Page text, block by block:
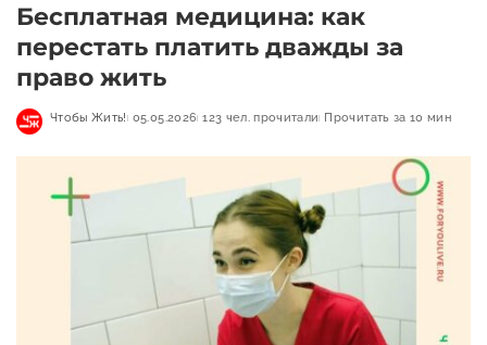
Бесплатная медицина: как
перестать платить дважды за
право жить
Чтобы Жить! 05.05.2026 123 чел. прочитали Прочитать за 10 мин